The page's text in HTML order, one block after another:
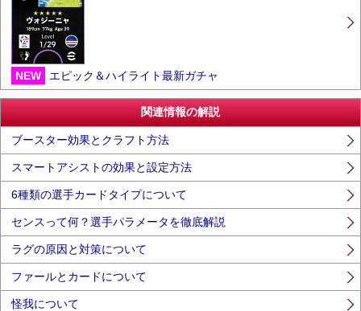
NEW エピック＆ハイライト最新ガチャ
関連情報の解説
ブースター効果とクラフト方法
スマートアシストの効果と設定方法
6種類の選手カードタイプについて
センスって何？選手パラメータを徹底解説
ラグの原因と対策について
ファールとカードについて
怪我について